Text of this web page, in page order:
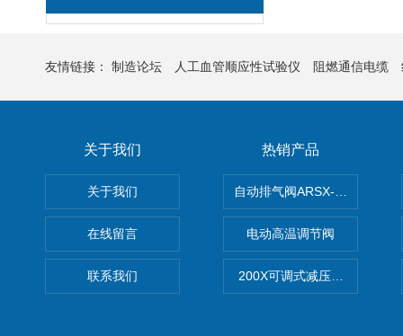
友情链接： 制造论坛 人工血管顺应性试验仪 阻燃通信电缆
关于我们
关于我们
在线留言
联系我们
热销产品
自动排气阀ARSX-0015/
电动高温调节阀
200X可调式减压阀（减压稳